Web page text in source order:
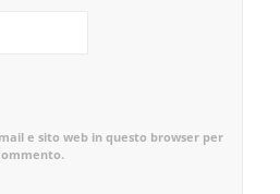
e sito web in questo browser per la